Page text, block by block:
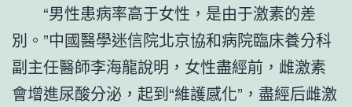
“男性患病率高于女性，是由于激素的差
別。”中國醫學迷信院北京協和病院臨床養分科
副主任醫師李海龍說明，女性盡經前，雌激素
會增進尿酸分泌，起到“維護感化”，盡經后雌激